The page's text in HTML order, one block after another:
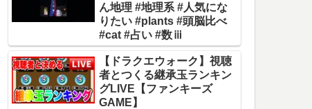
ん地理 #地理系 #人気にな
りたい #plants #頭脳比べ
#cat #占い #数ⅲ
【ドラクエウォーク】視聴
者とつくる継承玉ランキン
グLIVE【ファンキーズ
GAME】